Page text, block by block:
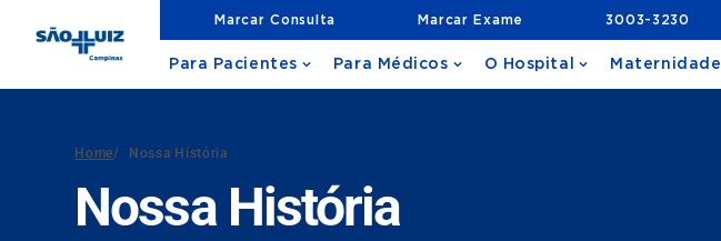
Marcar Consulta Marcar Exame 3003-3230
Para Pacientes Para Médicos O Hospital Maternidade
Home/ Nossa História
Nossa História